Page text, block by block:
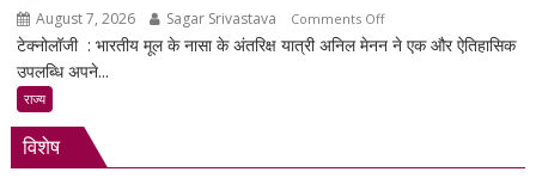
रेंज
में
August 7, 2026 Sagar Srivastava Comments Offon
भारतीय
टेक्नोलॉजी : भारतीय मूल के नासा के अंतरिक्ष यात्री अनिल मेनन ने एक और ऐतिहासिक
उपलब्धि अपने...
राज्य
विशेष